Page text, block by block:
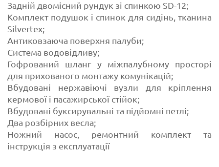
Задній двомісний рундук зі спинкою SD-12;
Комплект подушок і спинок для сидінь, тканина
Silvertex;
Антиковзаюча поверхня палуби;
Система водовідливу;
Гофрований шланг у міжпалубному просторі
для прихованого монтажу комунікацій;
Вбудовані нержавіючі вузли для кріплення
кермової і пасажирської стійок;
Вбудовані буксирувальні та підйомні петлі;
Два розбірних весла;
Ножний насос, ремонтний комплект та
інструкція з експлуатації